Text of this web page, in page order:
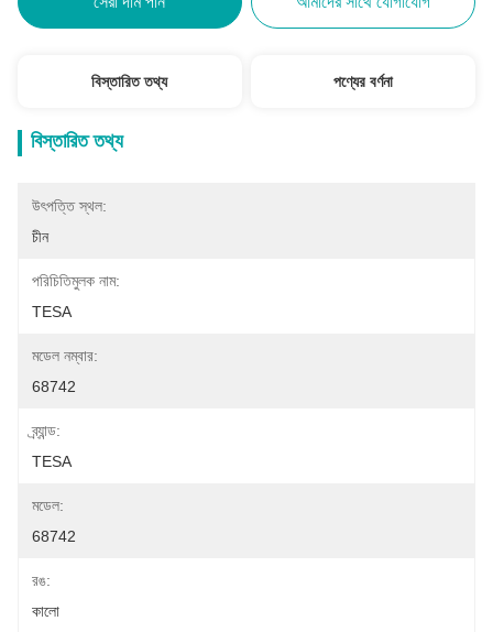
বিস্তারিত তথ্য পণ্যের বর্ণনা
বিস্তারিত তথ্য
উৎপত্তি স্থল:
চীন
পরিচিতিমুলক নাম:
TESA
মডেল নম্বার:
68742
ব্র্যান্ড:
TESA
মডেল:
68742
রঙ:
কালো